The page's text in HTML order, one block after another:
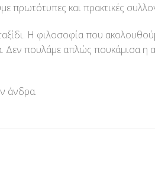
πρωτότυπες και πρακτικές
Η φιλοσοφία που
Δεν πουλάμε απλώς πουκάμισα
άνδρα.